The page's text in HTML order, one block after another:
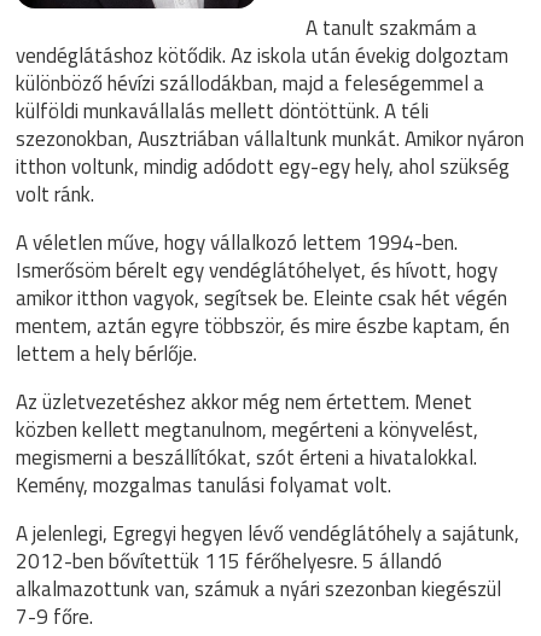
A tanult szakmám a
vendéglátáshoz kötődik. Az iskola után évekig dolgoztam
különböző hévízi szállodákban, majd a feleségemmel a
külföldi munkavállalás mellett döntöttünk. A téli
szezonokban, Ausztriában vállaltunk munkát. Amikor nyáron
itthon voltunk, mindig adódott egy-egy hely, ahol szükség
volt ránk.
A véletlen műve, hogy vállalkozó lettem 1994-ben.
Ismerősöm bérelt egy vendéglátóhelyet, és hívott, hogy
amikor itthon vagyok, segítsek be. Eleinte csak hét végén
mentem, aztán egyre többször, és mire észbe kaptam, én
lettem a hely bérlője.
Az üzletvezetéshez akkor még nem értettem. Menet
közben kellett megtanulnom, megérteni a könyvelést,
megismerni a beszállítókat, szót érteni a hivatalokkal.
Kemény, mozgalmas tanulási folyamat volt.
A jelenlegi, Egregyi hegyen lévő vendéglátóhely a sajátunk,
2012-ben bővítettük 115 férőhelyesre. 5 állandó
alkalmazottunk van, számuk a nyári szezonban kiegészül
7-9 főre.